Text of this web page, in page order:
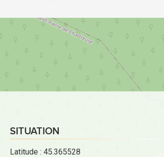
SITUATION
Latitude : 45.365528